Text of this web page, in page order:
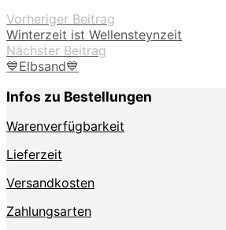
Vorheriger Beitrag
Winterzeit ist Wellensteynzeit
Nächster Beitrag
💙Elbsand💙
Infos zu Bestellungen
Warenverfügbarkeit
Lieferzeit
Versandkosten
Zahlungsarten